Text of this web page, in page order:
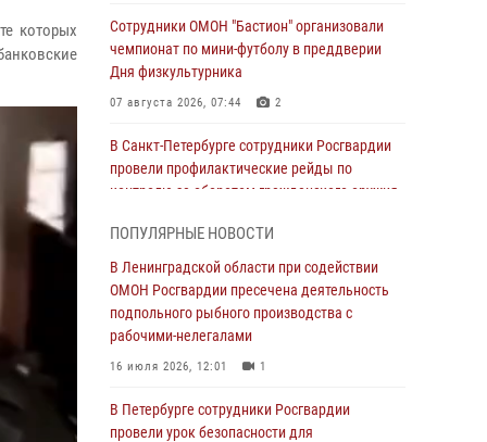
которых
Сотрудники ОМОН "Бастион" организовали
чемпионат по мини-футболу в преддверии
Дня физкультурника
07 августа 2026, 07:44 2
В Санкт-Петербурге сотрудники Росгвардии
провели профилактические рейды по
контролю за оборотом гражданского оружия
В Красносельском районе наряд Росгвардии
задержал правонарушителя, угрожавшего 17-
летнему подростку травматическим оружием
06 августа 2026, 13:39
оперативно задержали хулигана,
стрелявшего из пускового устройства рядом
ПОПУЛЯРНЫЕ НОВОСТИ
В Ленинградской области при содействии
ОМОН Росгвардии пресечена деятельность
подпольного рыбного производства с
рабочими-нелегалами
16 июля 2026, 12:01 1
В Петербурге сотрудники Росгвардии
провели урок безопасности для